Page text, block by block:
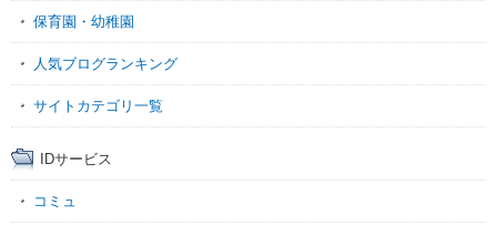
保育園・幼稚園
人気ブログランキング
サイトカテゴリ一覧
IDサービス
コミュ